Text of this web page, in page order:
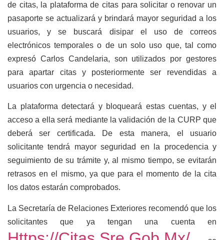
de citas, la plataforma de citas para solicitar o renovar un
pasaporte se actualizará y brindará mayor seguridad a los
usuarios, y se buscará disipar el uso de correos
electrónicos temporales o de un solo uso que, tal como
expresó Carlos Candelaria, son utilizados por gestores
para apartar citas y posteriormente ser revendidas a
usuarios con urgencia o necesidad.
La plataforma detectará y bloqueará estas cuentas, y el
acceso a ella será mediante la validación de la CURP que
deberá ser certificada. De esta manera, el usuario
solicitante tendrá mayor seguridad en la procedencia y
seguimiento de su trámite y, al mismo tiempo, se evitarán
retrasos en el mismo, ya que para el momento de la cita
los datos estarán comprobados.
La Secretaría de Relaciones Exteriores recomendó que los
solicitantes que ya tengan una cuenta en